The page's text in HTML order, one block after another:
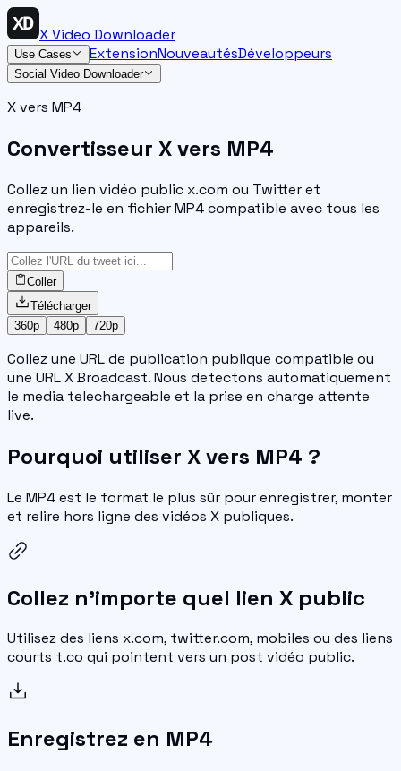
X Video Downloader
Use Cases ExtensionNouveautésDéveloppeurs
Social Video Downloader
X vers MP4
Convertisseur X vers MP4
Collez un lien vidéo public x.com ou Twitter et
enregistrez-le en fichier MP4 compatible avec tous les
appareils.
Coller
Télécharger
360p
480p 720p
Collez une URL de publication publique compatible ou
une URL X Broadcast. Nous detectons automatiquement
le media telechargeable et la prise en charge attente
live.
Pourquoi utiliser X vers MP4 ?
Le MP4 est le format le plus sûr pour enregistrer, monter
et relire hors ligne des vidéos X publiques.
Collez n'importe quel lien X public
Utilisez des liens x.com, twitter.com, mobiles ou des liens
courts t.co qui pointent vers un post vidéo public.
Enregistrez en MP4